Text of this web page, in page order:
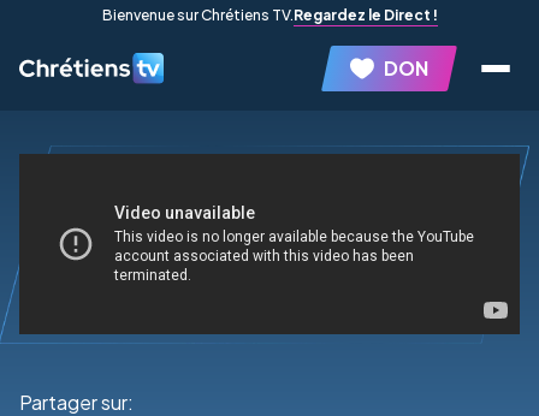
Bienvenue sur Chrétiens TV.Regardez le Direct !
DON
Partager sur: